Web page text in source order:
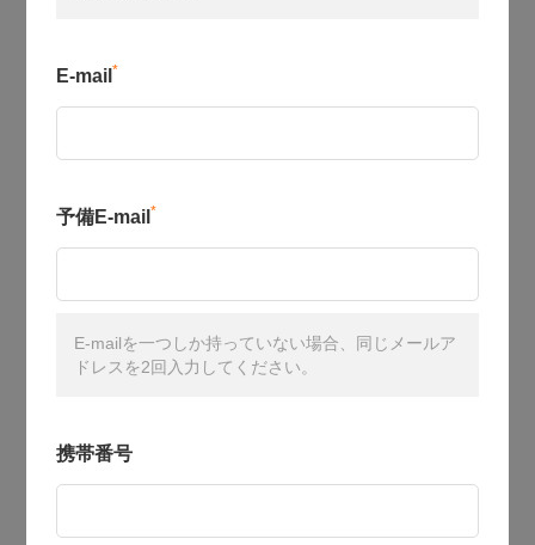
E-mail *
予備E-mail *
E-mailを一つしか持っていない場合、同じメールア
ドレスを2回入力してください。
携帯番号